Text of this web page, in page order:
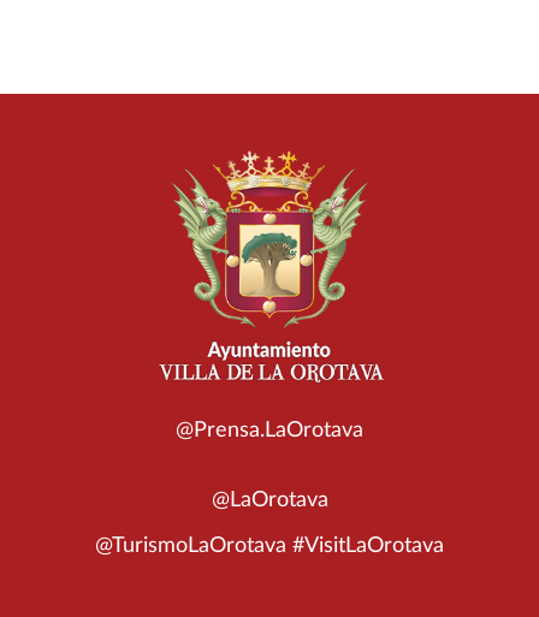
@Prensa.LaOrotava
@LaOrotava
@TurismoLaOrotava #VisitLaOrotava